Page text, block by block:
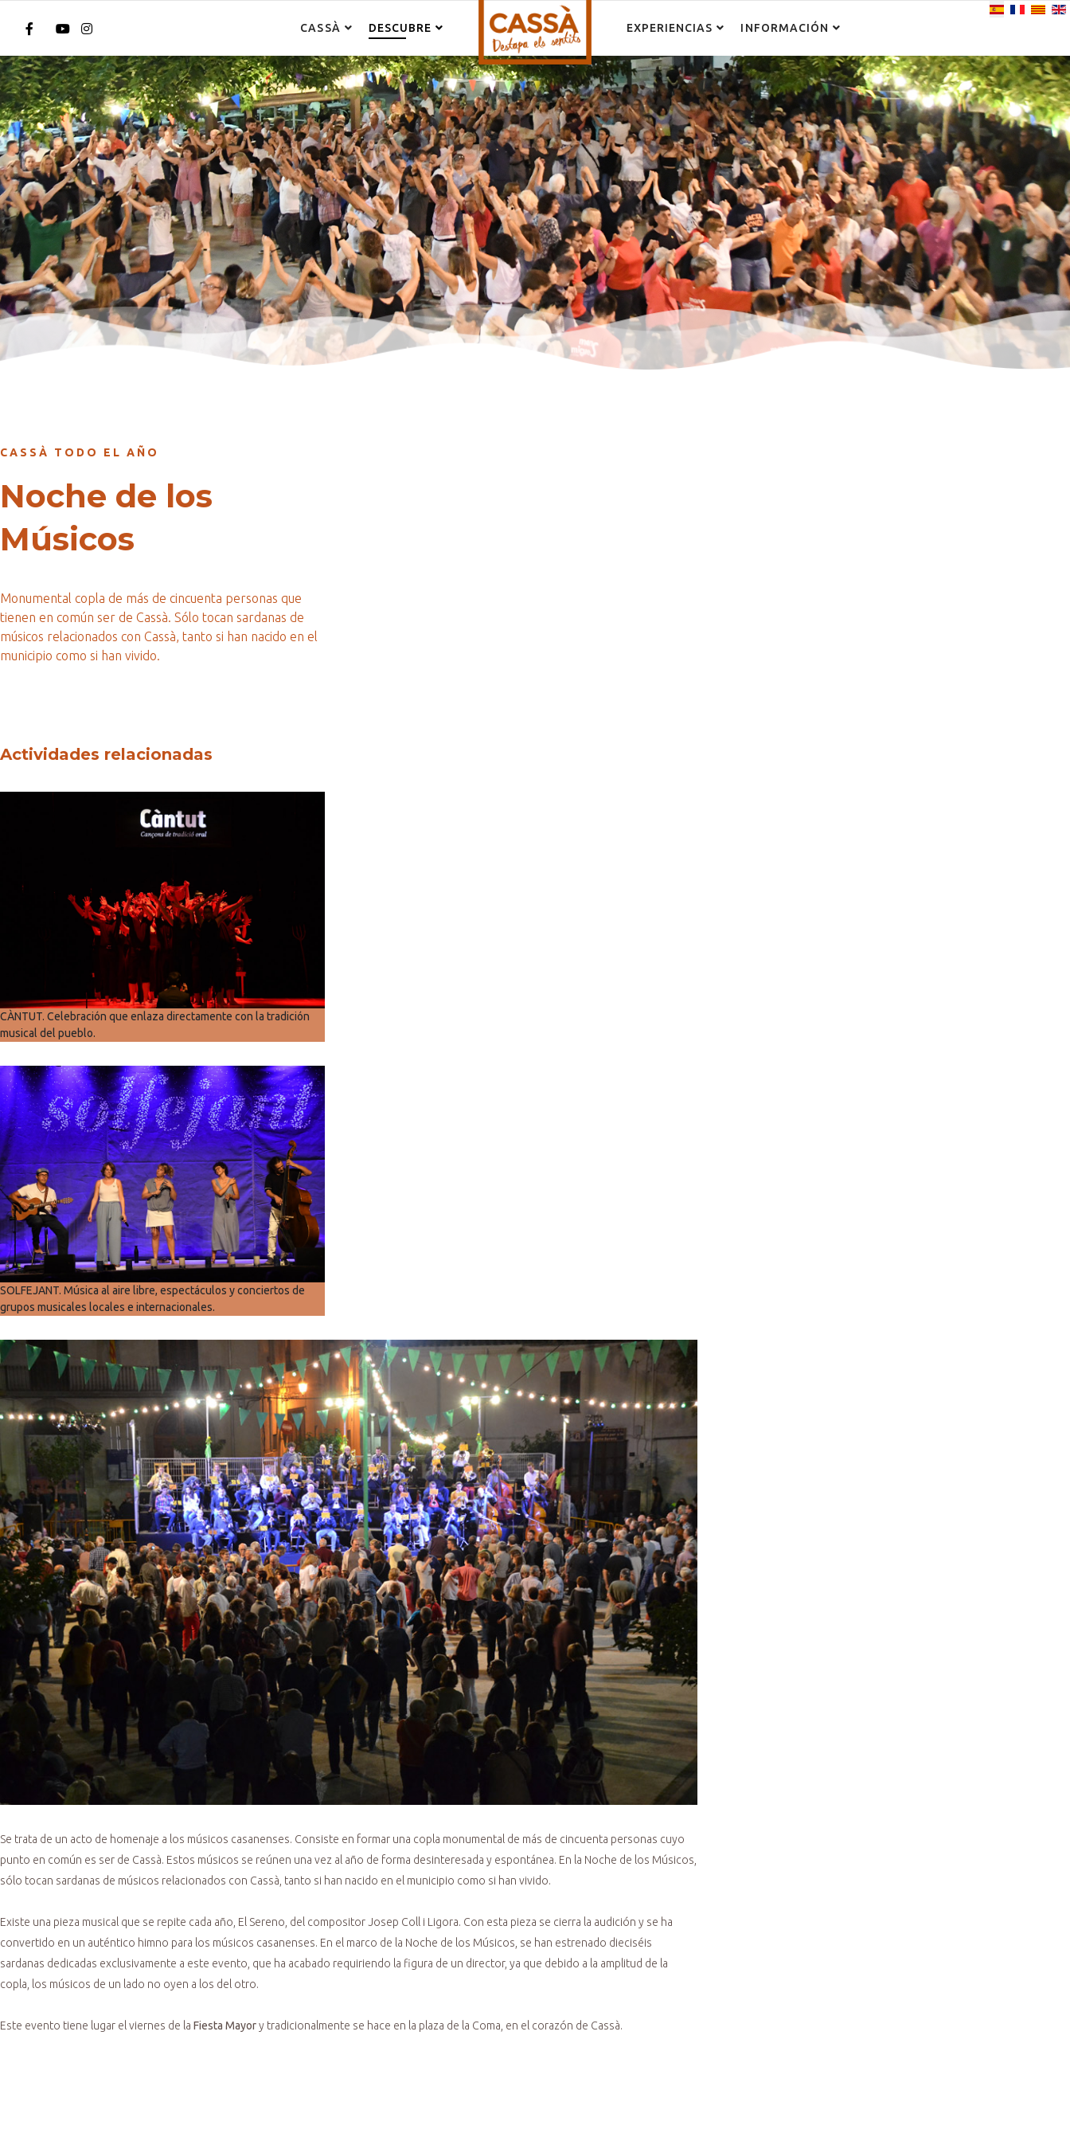
CASSÀ DESCUBRE EXPERIENCIAS INFORMACIÓN
Seleccione su
CASSÀ TODO EL AÑO
Noche de los
Músicos
Monumental copla de más de cincuenta personas que
tienen en común ser de Cassà. Sólo tocan sardanas de
músicos relacionados con Cassà, tanto si han nacido en el
municipio como si han vivido.
Actividades relacionadas
CÀNTUT. Celebración que enlaza directamente con la tradición
musical del pueblo.
SOLFEJANT. Música al aire libre, espectáculos y conciertos de
grupos musicales locales e internacionales.
Se trata de un acto de homenaje a los músicos casanenses. Consiste en formar una copla monumental de más de cincuenta personas cuyo
punto en común es ser de Cassà. Estos músicos se reúnen una vez al año de forma desinteresada y espontánea. En la Noche de los Músicos,
sólo tocan sardanas de músicos relacionados con Cassà, tanto si han nacido en el municipio como si han vivido.
Existe una pieza musical que se repite cada año, El Sereno, del compositor Josep Coll i Ligora. Con esta pieza se cierra la audición y se ha
convertido en un auténtico himno para los músicos casanenses. En el marco de la Noche de los Músicos, se han estrenado dieciséis
sardanas dedicadas exclusivamente a este evento, que ha acabado requiriendo la figura de un director, ya que debido a la amplitud de la
copla, los músicos de un lado no oyen a los del otro.
Este evento tiene lugar el viernes de la Fiesta Mayory tradicionalmente se hace en la plaza de la Coma, en el corazón de Cassà.